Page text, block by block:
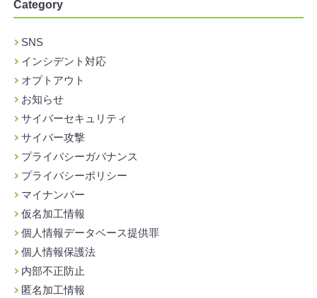
Category
SNS
インシデント対応
オプトアウト
お知らせ
サイバーセキュリティ
サイバー攻撃
プライバシーガバナンス
プライバシーポリシー
マイナンバー
仮名加工情報
個人情報データベース提供罪
個人情報保護法
内部不正防止
匿名加工情報